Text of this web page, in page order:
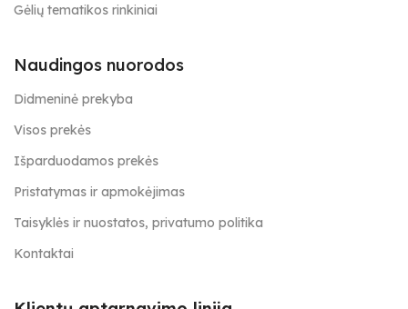
Gėlių tematikos rinkiniai
Naudingos nuorodos
Didmeninė prekyba
Visos prekės
Išparduodamos prekės
Pristatymas ir apmokėjimas
Taisyklės ir nuostatos, privatumo politika
Kontaktai